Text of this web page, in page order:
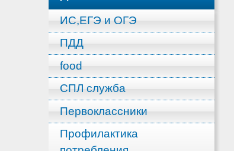
ИС,ЕГЭ и ОГЭ
ПДД
food
СПЛ служба
Первоклассники
Профилактика